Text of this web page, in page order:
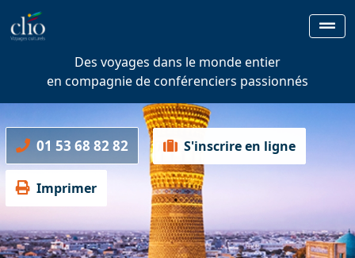
Des voyages dans le monde entier
en compagnie de conférenciers passionnés
01 53 68 82 82 S'inscrire en ligne
Imprimer